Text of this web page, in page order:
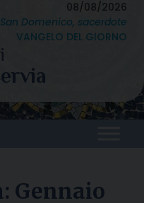
08/08/2026
San Domenico, sacerdote
VANGELO DEL GIORNO
Gennaio